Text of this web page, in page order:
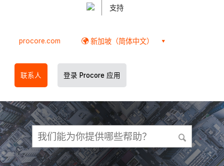
支持
procore.com 新加坡（简体中文）
联系人 登录 Procore 应用